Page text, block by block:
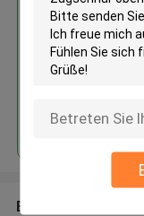
Empfohlene